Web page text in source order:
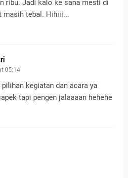
ribu. Jadi kalo ke sana mesti di
masih tebal. Hihiii...
05:14
kegiatan dan acara ya
tapi pengen jalaaaan hehehe